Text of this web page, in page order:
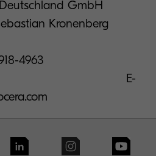
Deutschland GmbH
Kronenberg
918-4963